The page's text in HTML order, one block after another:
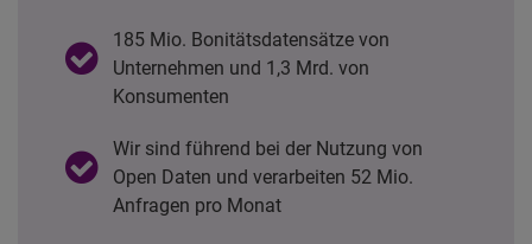
185 Mio. Bonitätsdatensätze von
Unternehmen und 1,3 Mrd. von
Konsumenten
Wir sind führend bei der Nutzung von
Open Daten und verarbeiten 52 Mio.
Anfragen pro Monat